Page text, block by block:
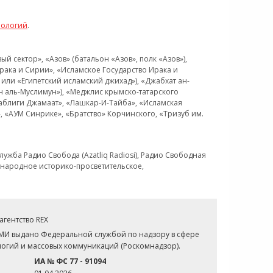
.
«Азов» (батальон «Азов», полк «Азов»),
и Сирии», «Исламское Государство Ирака и
«Египетский исламский джихад»), «Джабхат ан-
Муслимун»), «Меджлис крымско-татарского
Джамаат», «Лашкар-И-Тайба», «Исламская
Синрике», «Братство» Корчинского, «Тризуб им.
Радио Свобода (Azatliq Radiosi), Радио Свободная
историко-просветительское,
REX
выдано Федеральной службой по надзору в сфере
и массовых коммуникаций (Роскомнадзор).
ИА № ФС 77 - 91094